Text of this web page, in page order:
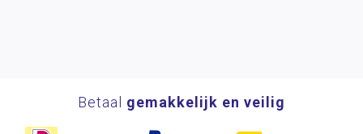
Betaal gemakkelijk en veilig